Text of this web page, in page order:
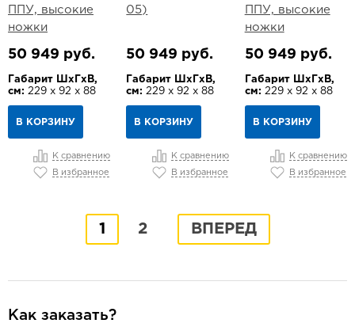
ППУ, высокие
ножки
50 949 руб.
Габарит ШхГхВ,
см: 229 х 92 х 88
В КОРЗИНУ
К сравнению
В избранное
05)
50 949 руб.
Габарит ШхГхВ,
см: 229 х 92 х 88
В КОРЗИНУ
К сравнению
В избранное
ППУ, высокие
ножки
50 949 руб.
Габарит ШхГхВ,
см: 229 х 92 х 88
В КОРЗИНУ
К сравнению
В избранное
1 2 ВПЕРЕД
Как заказать?